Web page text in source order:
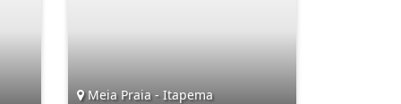
Meia Praia - Itapema